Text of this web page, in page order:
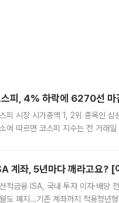
피, 4% 하락에 6270선 마
피 시장 시가총액 1, 2위 종목인
에 따르면 코스피 지수는 전 거
계좌, 5년마다 깨라고요? [
적금융 ISA, 국내 투자 이자·배당
도 폐지…기존 계좌까지 적용청년